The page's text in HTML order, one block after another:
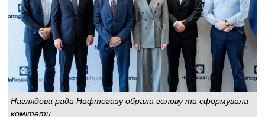
Наглядова рада Нафтогазу обрала голову та сформувала
комітети